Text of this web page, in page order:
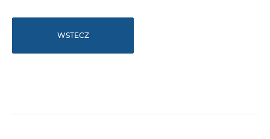
WSTECZ